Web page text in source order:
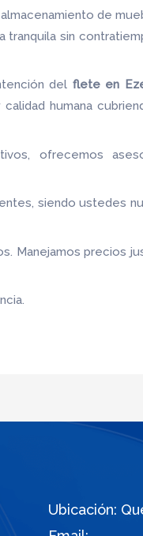
de
sin
del flete en
humana
ofrecemos
siendo ustedes
Manejamos precios
Ubicación: